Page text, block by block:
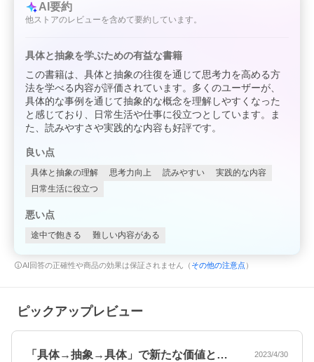
AI要約
他ストアのレビューを含めて要約しています。
具体と抽象を学ぶための有益な書籍
この書籍は、具体と抽象の往復を通じて思考力を高める方
法を学べる内容が評価されています。多くのユーザーが、
具体的な事例を通じて抽象的な概念を理解しやすくなった
と感じており、日常生活や仕事に役立つとしています。ま
た、読みやすさや実践的な内容も好評です。
良い点
具体と抽象の理解 思考力向上 読みやすい
実践的な内容
日常生活に役立つ
悪い点
途中で飽きる 難しい内容がある
AI回答の正確性や商品の効果は保証されません（ その他の注意点 ）
ピックアップレビュー
「具体→抽象→具体」で新たな価値となる 2023/4/30